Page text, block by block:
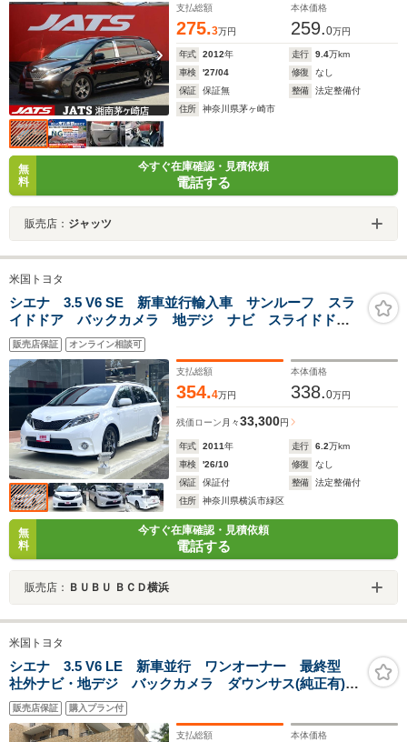
支払総額
275.3万円
本体価格
259.0万円
年式 2012年 走行 9.4万km
車検
'27/04 修復
なし
保証
保証無 整備
法定整備付
住所
神奈川県茅ヶ崎市
無
料
今すぐ在庫確認・見積依頼
電話する
販売店： ジャッツ
米国トヨタ
シエナ 3.5 V6 SE 新車並行輸入車 サンルーフ スラ
イドドア バックカメラ 地デジ ナビ スライドド
ア パワーリアゲート 3列シート
販売店保証 オンライン相談可
支払総額
354.4万円
本体価格
338.0万円
残価ローン 月々33,300円
年式 2011年 走行 6.2万km
車検
'26/10 修復
なし
保証
保証付 整備
法定整備付
住所
神奈川県横浜市緑区
無
料
今すぐ在庫確認・見積依頼
電話する
販売店： ＢＵＢＵ ＢＣＤ横浜
米国トヨタ
シエナ 3.5 V6 LE 新車並行 ワンオーナー 最終型
社外ナビ・地デジ バックカメラ ダウンサス(純正有)
社外アルミホイール(純正有) ドラレコ ETC フリップ
ダウン
販売店保証 購入プラン付
支払総額 本体価格